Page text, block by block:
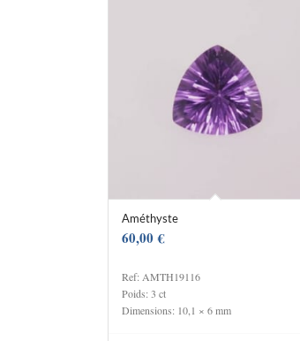
Améthyste
60,00€
Ref: AMTH19116
Poids: 3 ct
Dimensions: 10,1 × 6 mm